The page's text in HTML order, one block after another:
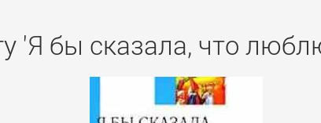
'Я бы сказала, что